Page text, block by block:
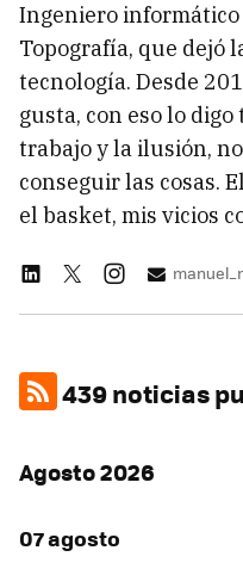
Ingeniero
Topografía, que dejó
tecnología. Desde
gusta, con eso lo
trabajo y la ilusión,
conseguir las cosas.
el basket, mis vicios
439 noticias
Agosto 2026
07 agosto